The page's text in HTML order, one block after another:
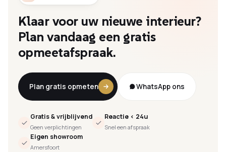
Klaar voor uw nieuwe interieur?
Plan vandaag een gratis
opmeetafspraak.
Plan gratis opmeten WhatsApp ons
Gratis & vrijblijvend
Geen verplichtingen
Reactie < 24u
Snel een afspraak
Eigen showroom
Amersfoort